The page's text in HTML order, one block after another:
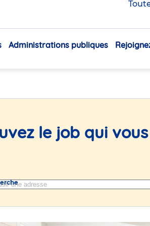
Administrations publiques
en crèche et au
le job qui